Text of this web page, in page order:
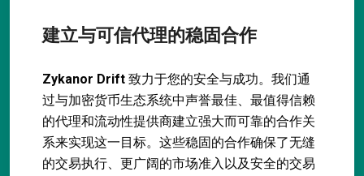
建立与可信代理的稳固合作
Zykanor Drift 致力于您的安全与成功。我们通
过与加密货币生态系统中声誉最佳、最值得信赖
的代理和流动性提供商建立强大而可靠的合作关
系来实现这一目标。这些稳固的合作确保了无缝
的交易执行、更广阔的市场准入以及安全的交易